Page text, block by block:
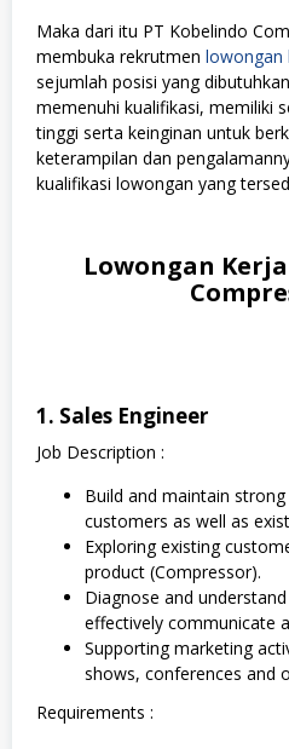
Maka dari itu PT Kobelindo
membuka rekrutmen lowongan
sejumlah posisi yang
memenuhi kualifikasi, memiliki
tinggi serta keinginan untuk
keterampilan dan
kualifikasi lowongan yang
Lowongan
1. Sales Engineer
Job Description :
Build and maintain
customers as well as
Exploring existing
product (Compressor).
Diagnose and
effectively communicate
Supporting marketing
shows, conferences and
Requirements :